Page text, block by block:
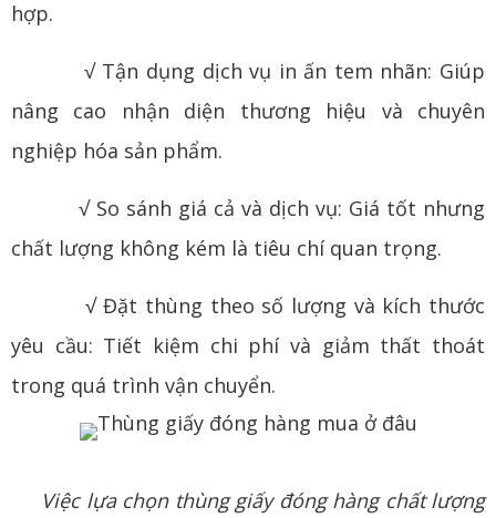
hợp.
√ Tận dụng dịch vụ in ấn tem nhãn: Giúp
nâng cao nhận diện thương hiệu và chuyên
nghiệp hóa sản phẩm.
√ So sánh giá cả và dịch vụ: Giá tốt nhưng
chất lượng không kém là tiêu chí quan trọng.
√ Đặt thùng theo số lượng và kích thước
yêu cầu: Tiết kiệm chi phí và giảm thất thoát
trong quá trình vận chuyển.
Việc lựa chọn thùng giấy đóng hàng chất lượng